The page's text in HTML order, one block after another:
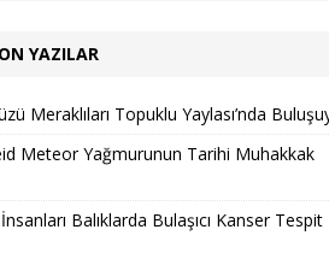
YAZILAR
Meraklıları Topuklu Yaylası’nda
Meteor Yağmurunun Tarihi Muhakkak
Balıklarda Bulaşıcı Kanser Tespit